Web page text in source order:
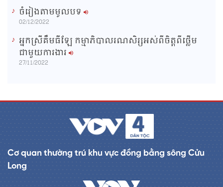
ចំរៀងតាមមូលបទ
02/12/2022
អ្នកស្រីគឹមធីឡែ កម្មាភិបាលរណសិរ្សអស់ពីចិត្តពីថ្លើម
ជាមួយការងារ
27/11/2022
Cơ quan thường trú khu vực đồng bằng sông Cửu
Long